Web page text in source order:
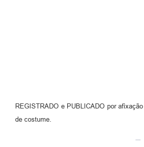
REGISTRADO e PUBLICADO por
de costume.